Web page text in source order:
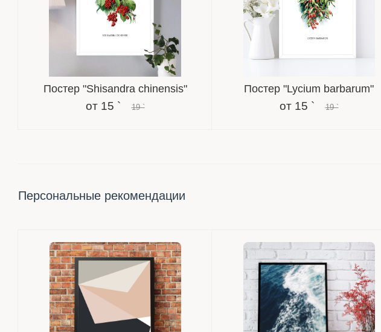
Постер "Shisandra chinensis"
от 15 ` 19 `
Постер "Lycium barbarum"
от 15 ` 19 `
Персональные рекомендации